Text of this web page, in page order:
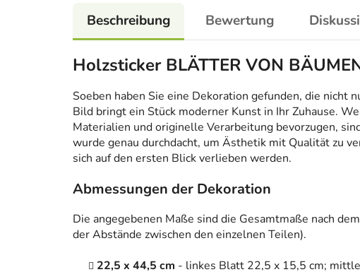
Beschreibung Bewertung
Holzsticker BLÄTTER VON
Soeben haben Sie eine Dekoration gefunden, die nicht
Bild bringt ein Stück moderner Kunst in Ihr Zuhause.
Materialien und originelle Verarbeitung bevorzugen,
wurde genau durchdacht, um Ästhetik mit Qualität zu
sich auf den ersten Blick verlieben werden.
Abmessungen der Dekoration
Die angegebenen Maße sind die Gesamtmaße nach
der Abstände zwischen den einzelnen Teilen).
22,5 x 44,5 cm - linkes Blatt 22,5 x 15,5 cm;